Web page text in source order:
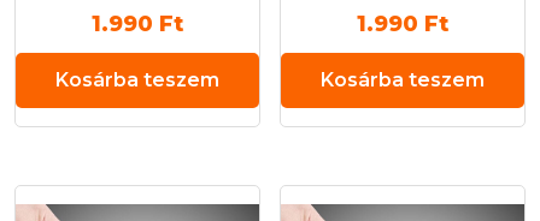
1.990 Ft
Kosárba teszem
1.990 Ft
Kosárba teszem